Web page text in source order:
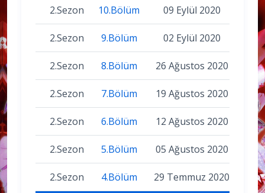
2.Sezon 10.Bölüm 09 Eylül 2020
2.Sezon 9.Bölüm 02 Eylül 2020
2.Sezon 8.Bölüm 26 Ağustos 2020
2.Sezon 7.Bölüm 19 Ağustos 2020
2.Sezon 6.Bölüm 12 Ağustos 2020
2.Sezon 5.Bölüm 05 Ağustos 2020
2.Sezon 4.Bölüm 29 Temmuz 2020